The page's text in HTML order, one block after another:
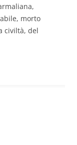
morto
civiltà, del